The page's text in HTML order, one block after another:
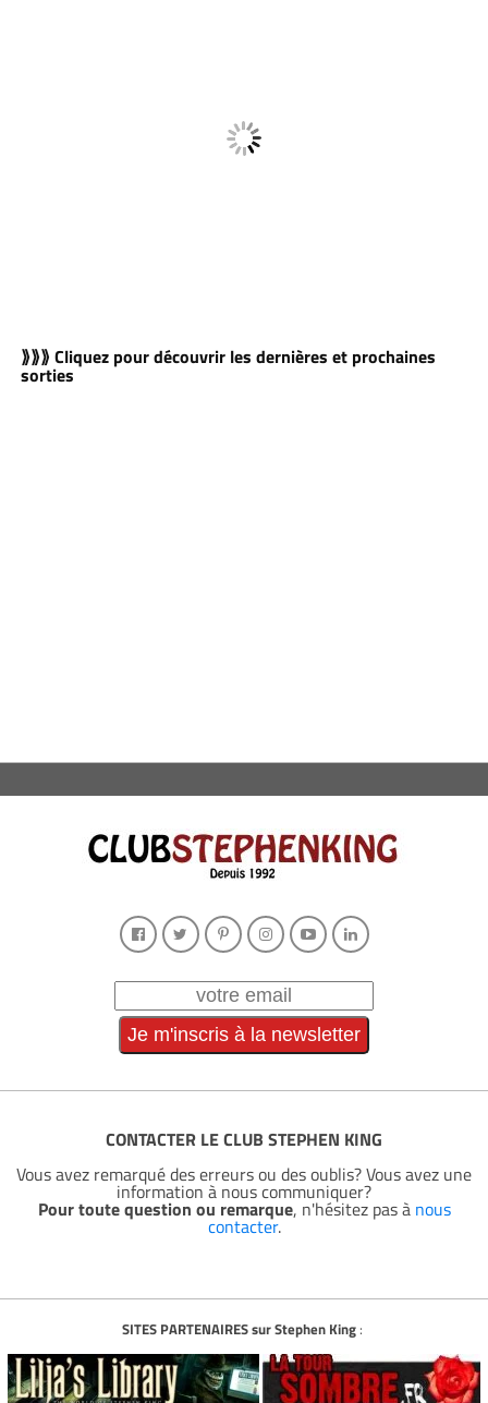
⟫⟫⟫ Cliquez pour découvrir les dernières et prochaines
sorties
CONTACTER LE CLUB STEPHEN KING
Vous avez remarqué des erreurs ou des oublis? Vous avez une
information à nous communiquer?
Pour toute question ou remarque, n'hésitez pas à nous
contacter.
SITES PARTENAIRES sur Stephen King: